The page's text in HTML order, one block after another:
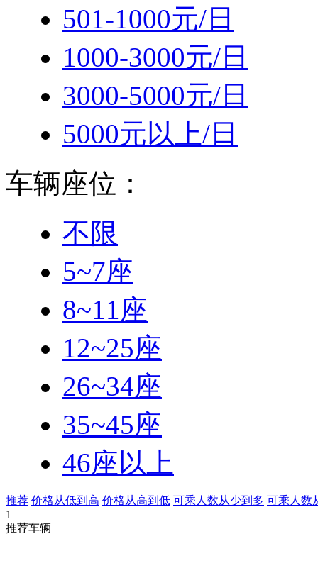
501-1000元/日
1000-3000元/日
3000-5000元/日
5000元以上/日
车辆座位：
不限
5~7座
8~11座
12~25座
26~34座
35~45座
46座以上
推荐 价格从低到高 价格从高到低 可乘人数从少到多 可乘人数
1
推荐车辆